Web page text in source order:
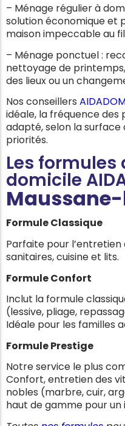
– Ménage régulier à
solution économique et
maison impeccable au
– Ménage ponctuel :
nettoyage de
des lieux ou un
Nos conseillers
idéale, la fréquence des
adapté, selon la
priorités.
Les formules
domicile
Formule Classique
Parfaite pour l’entretien
sanitaires, cuisine et lits.
Formule Confort
Inclut la formule
(lessive, pliage,
Idéale pour les familles
Formule Prestige
Notre service le plus
Confort, entretien des
nobles (marbre, cuir,
haut de gamme pour